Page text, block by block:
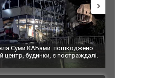
Українські надзвичайники врятували козуленя
під час ліквідації масштабної лісової пожежі у